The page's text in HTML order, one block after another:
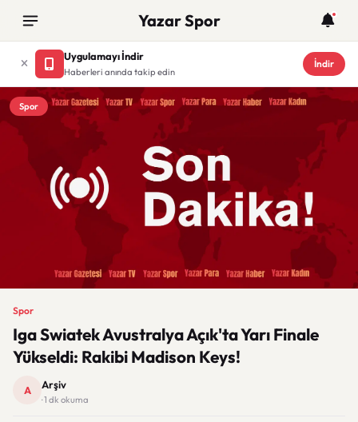
Yazar Spor
Uygulamayı İndir
Haberleri anında takip edin
İndir
Spor
Spor
Iga Swiatek Avustralya Açık'ta Yarı Finale
Yükseldi: Rakibi Madison Keys!
A Arşiv
· 1 dk okuma